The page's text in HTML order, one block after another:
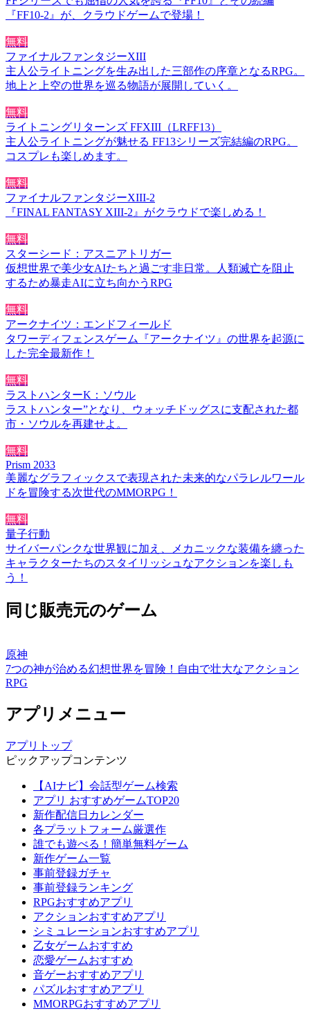
『FF10-2』が、クラウドゲームで登場！
無料
ファイナルファンタジーXIII
主人公ライトニングを生み出した三部作の序章となるRPG。
地上と上空の世界を巡る物語が展開していく。
無料
ライトニングリターンズ FFXIII（LRFF13）
主人公ライトニングが魅せる FF13シリーズ完結編のRPG。
コスプレも楽しめます。
無料
ファイナルファンタジーXIII-2
『FINAL FANTASY XIII-2』がクラウドで楽しめる！
無料
スターシード：アスニアトリガー
仮想世界で美少女AIたちと過ごす非日常。人類滅亡を阻止
するため暴走AIに立ち向かうRPG
無料
アークナイツ：エンドフィールド
タワーディフェンスゲーム『アークナイツ』の世界を起源に
した完全最新作！
無料
ラストハンターK：ソウル
ラストハンター”となり、ウォッチドッグスに支配された都
市・ソウルを再建せよ。
無料
Prism 2033
美麗なグラフィックスで表現された未来的なパラレルワール
ドを冒険する次世代のMMORPG！
無料
量子行動
サイバーパンクな世界観に加え、メカニックな装備を纏った
キャラクターたちのスタイリッシュなアクションを楽しも
う！
同じ販売元のゲーム
原神
7つの神が治める幻想世界を冒険！自由で壮大なアクション
RPG
アプリメニュー
アプリトップ
ピックアップコンテンツ
【AIナビ】会話型ゲーム検索
アプリ おすすめゲームTOP20
新作配信日カレンダー
各プラットフォーム厳選作
誰でも遊べる！簡単無料ゲーム
新作ゲーム一覧
事前登録ガチャ
事前登録ランキング
RPGおすすめアプリ
アクションおすすめアプリ
シミュレーションおすすめアプリ
乙女ゲームおすすめ
恋愛ゲームおすすめ
音ゲーおすすめアプリ
パズルおすすめアプリ
MMORPGおすすめアプリ